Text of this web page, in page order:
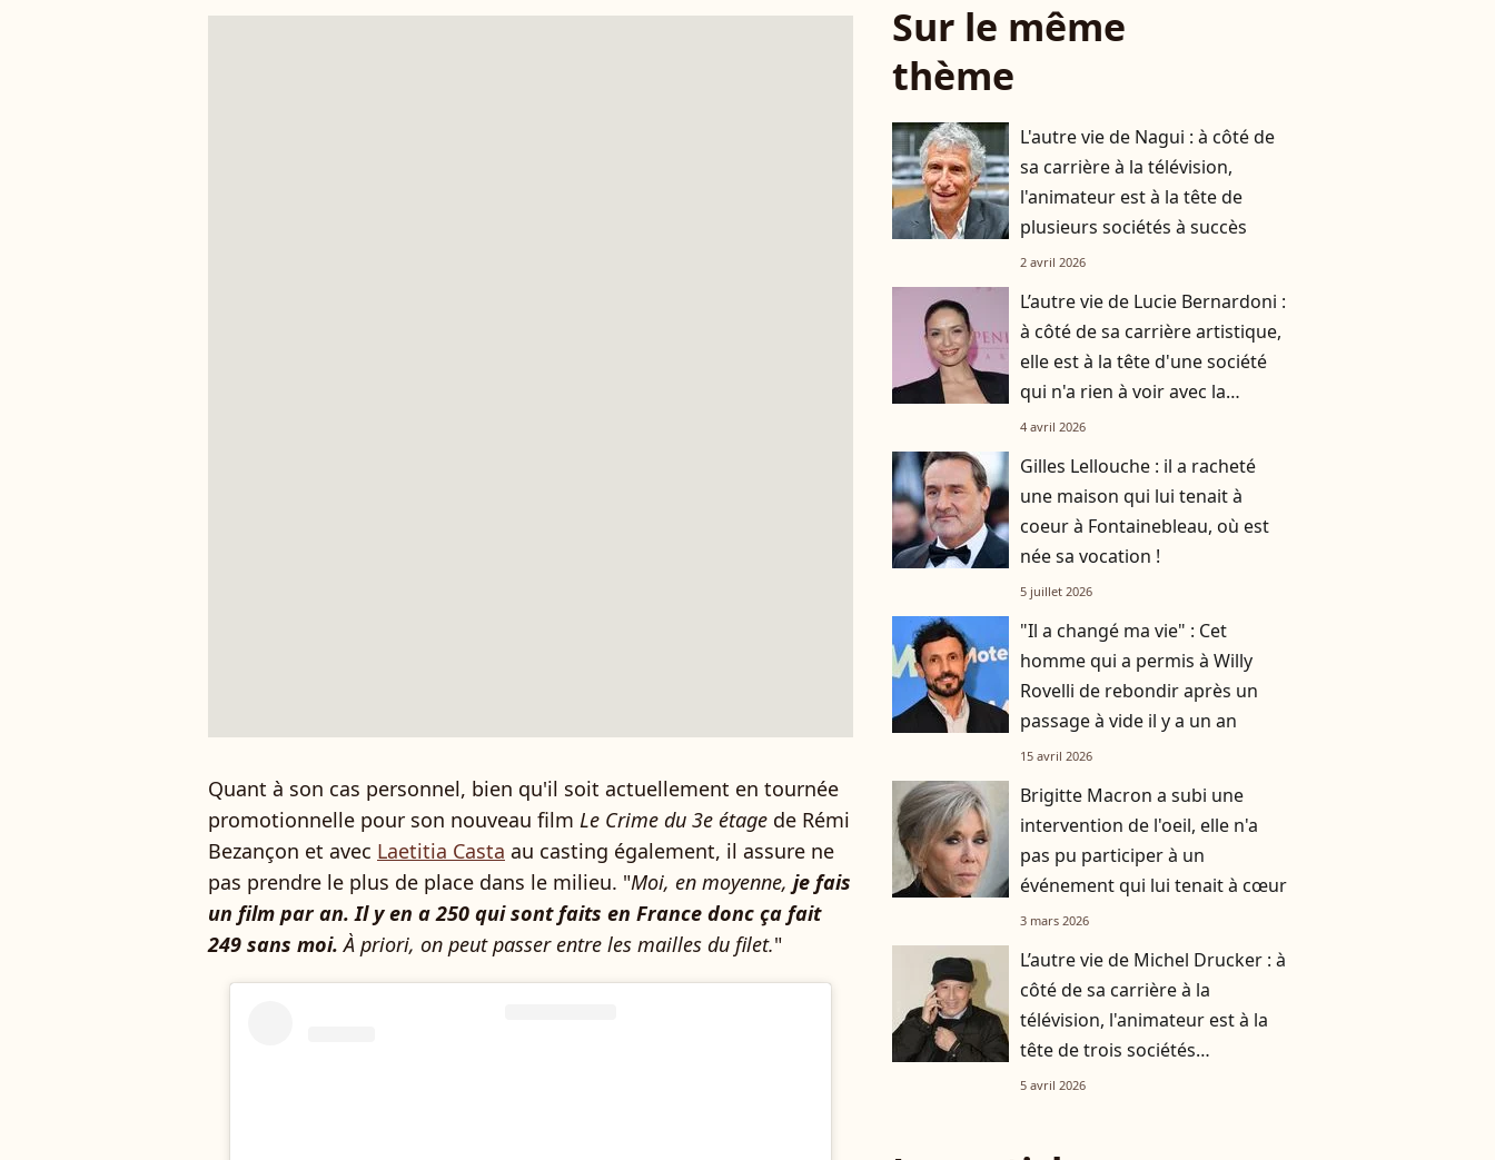
Quant à son cas personnel, bien qu'il soit actuellement en tournée
promotionnelle pour son nouveau film Le Crime du 3e étage de Rémi
Bezançon et avec Laetitia Casta au casting également, il assure ne
pas prendre le plus de place dans le milieu. "Moi, en moyenne, je fais
un film par an. Il y en a 250 qui sont faits en France donc ça fait
249 sans moi.À priori, on peut passer entre les mailles du filet."
Sur le même
thème
L'autre vie de Nagui : à côté de
sa carrière à la télévision,
l'animateur est à la tête de
plusieurs sociétés à succès
2 avril 2026
L’autre vie de Lucie Bernardoni :
à côté de sa carrière artistique,
elle est à la tête d'une société
qui n'a rien à voir avec la
musique
4 avril 2026
Gilles Lellouche : il a racheté
une maison qui lui tenait à
coeur à Fontainebleau, où est
née sa vocation !
5 juillet 2026
"Il a changé ma vie" : Cet
homme qui a permis à Willy
Rovelli de rebondir après un
passage à vide il y a un an
15 avril 2026
Brigitte Macron a subi une
intervention de l'oeil, elle n'a
pas pu participer à un
événement qui lui tenait à cœur
3 mars 2026
L’autre vie de Michel Drucker : à
côté de sa carrière à la
télévision, l'animateur est à la
tête de trois sociétés
méconnues
5 avril 2026